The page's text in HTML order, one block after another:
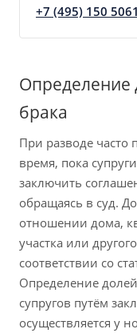
+7 (495) 150 5061
Определение
брака
При разводе часто
время, пока
заключить
обращаясь в суд.
отношении дома,
участка или
соответствии со
Определение
супругов путём
осуществляется у